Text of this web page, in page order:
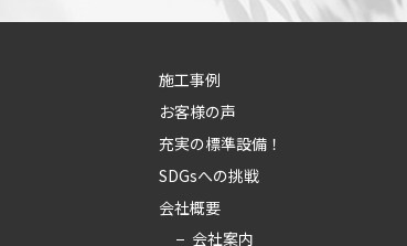
施工事例
お客様の声
充実の標準設備！
SDGsへの挑戦
会社概要
会社案内